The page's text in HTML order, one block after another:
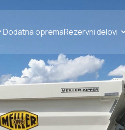
Dodatna opremaRezervni delovi